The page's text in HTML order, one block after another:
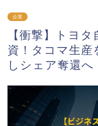
企業
【衝撃】トヨ
資！タコマ生産
しシェア奪還へ